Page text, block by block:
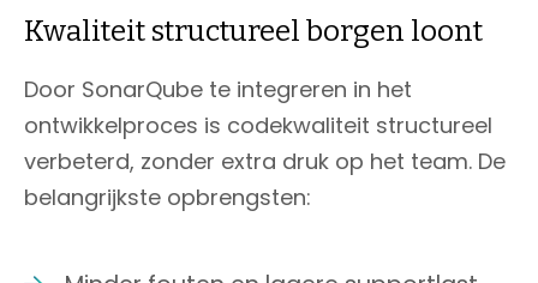
Kwaliteit structureel borgen loont
Door SonarQube te integreren in het
ontwikkelproces is codekwaliteit structureel
verbeterd, zonder extra druk op het team. De
belangrijkste opbrengsten: